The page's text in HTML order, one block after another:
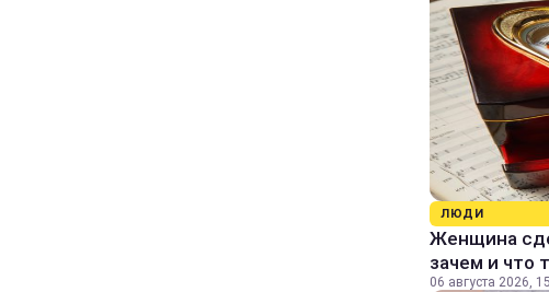
ЛЮДИ
Женщина
зачем и что
06 августа 2026,